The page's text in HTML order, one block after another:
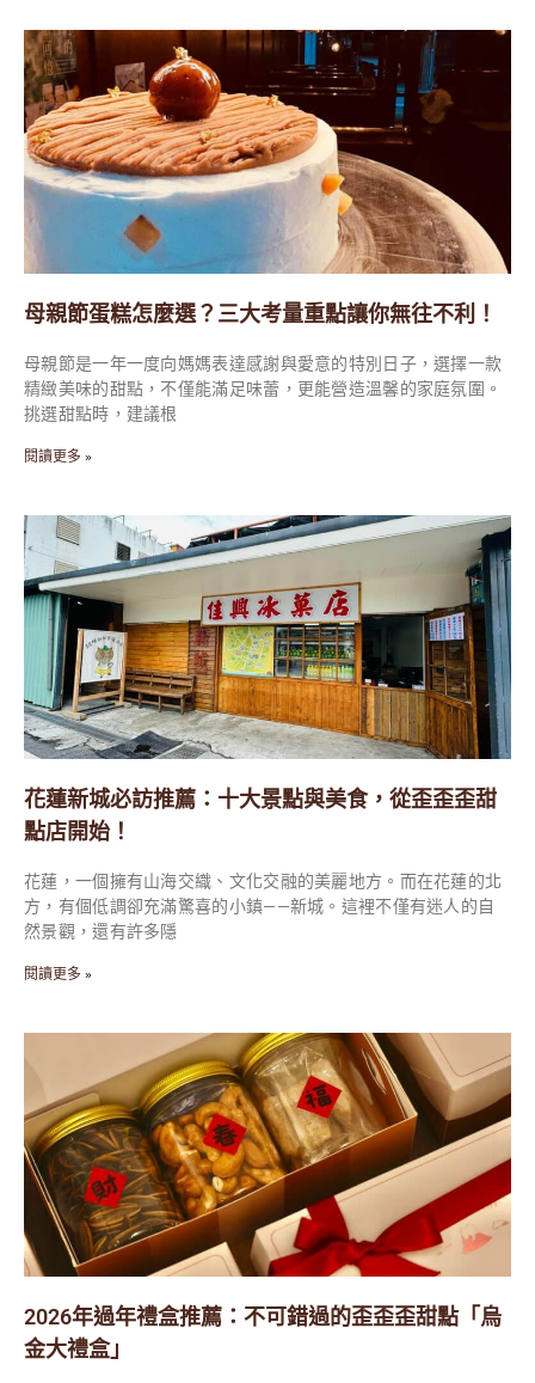
母親節蛋糕怎麼選？三大考量重點讓你無往不利！
母親節是一年一度向媽媽表達感謝與愛意的特別日子，選擇一款
精緻美味的甜點，不僅能滿足味蕾，更能營造溫馨的家庭氛圍。
挑選甜點時，建議根
閱讀更多 »
花蓮新城必訪推薦：十大景點與美食，從歪歪歪甜
點店開始！
花蓮，一個擁有山海交織、文化交融的美麗地方。而在花蓮的北
方，有個低調卻充滿驚喜的小鎮——新城。這裡不僅有迷人的自
然景觀，還有許多隱
閱讀更多 »
2026年過年禮盒推薦：不可錯過的歪歪歪甜點「烏
金大禮盒」